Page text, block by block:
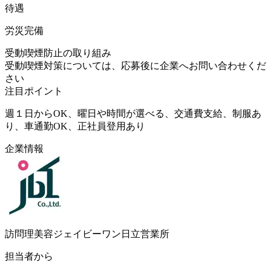
待遇
労災完備
受動喫煙防止の取り組み
受動喫煙対策については、応募後に企業へお問い合わせくだ
さい
注目ポイント
週１日からOK、曜日や時間が選べる、交通費支給、制服あ
り、車通勤OK、正社員登用あり
企業情報
訪問理美容ジェイビーワン日立営業所
担当者から